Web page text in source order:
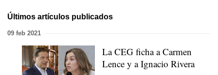
Últimos artículos publicados
09 feb 2021
La CEG ficha a Carmen
Lence y a Ignacio Rivera